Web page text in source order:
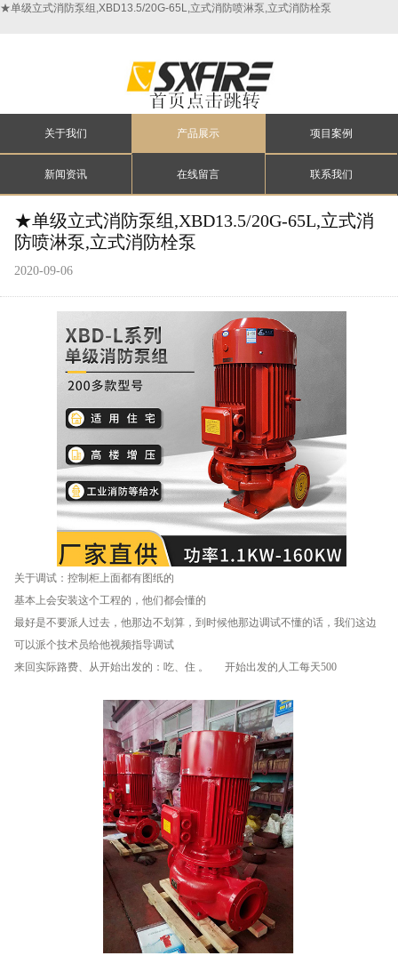
★单级立式消防泵组,XBD13.5/20G-65L,立式消防喷淋泵,立式消防栓泵
关于我们 产品展示 项目案例
新闻资讯 在线留言 联系我们
★单级立式消防泵组,XBD13.5/20G-65L,立式消
防喷淋泵,立式消防栓泵
2020-09-06
关于调试：控制柜上面都有图纸的
基本上会安装这个工程的，他们都会懂的
最好是不要派人过去，他那边不划算，到时候他那边调试不懂的话，我们这边
可以派个技术员给他视频指导调试
来回实际路费、从开始出发的：吃、住 。 开始出发的人工每天500